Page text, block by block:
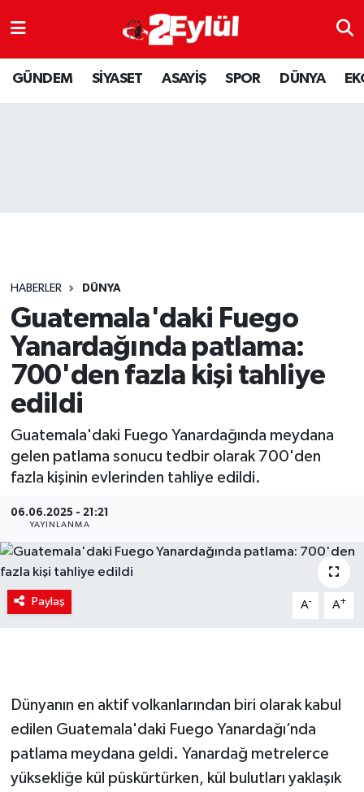
GÜNDEM SİYASET ASAYİŞ SPOR DÜNYA
HABERLER DÜNYA
Guatemala'daki Fuego
Yanardağında patlama:
700'den fazla kişi tahliye
edildi
Guatemala'daki Fuego Yanardağında meydana
gelen patlama sonucu tedbir olarak 700'den
fazla kişinin evlerinden tahliye edildi.
06.06.2025 - 21:21
YAYINLANMA
Paylaş A- A+
Dünyanın en aktif volkanlarından biri olarak kabul
edilen Guatemala'daki Fuego Yanardağı’nda
patlama meydana geldi. Yanardağ metrelerce
yüksekliğe kül püskürtürken, kül bulutları yaklaşık
ASAYİŞ
DÜNYA
SPOR
YAŞAM
Nöbetçi Eczaneler
Hava Durumu
Son Dakika Haberleri
Haber Arşivi